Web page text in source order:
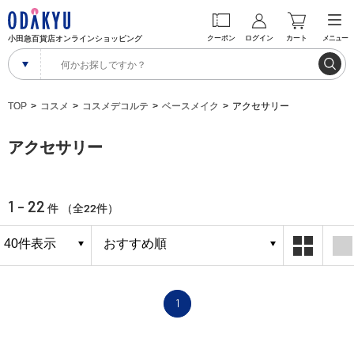
小田急百貨店オンラインショッピング クーポン ログイン カート メニュー
TOP コスメ コスメデコルテ ベースメイク アクセサリー
アクセサリー
1 - 22 件 （全22件）
1